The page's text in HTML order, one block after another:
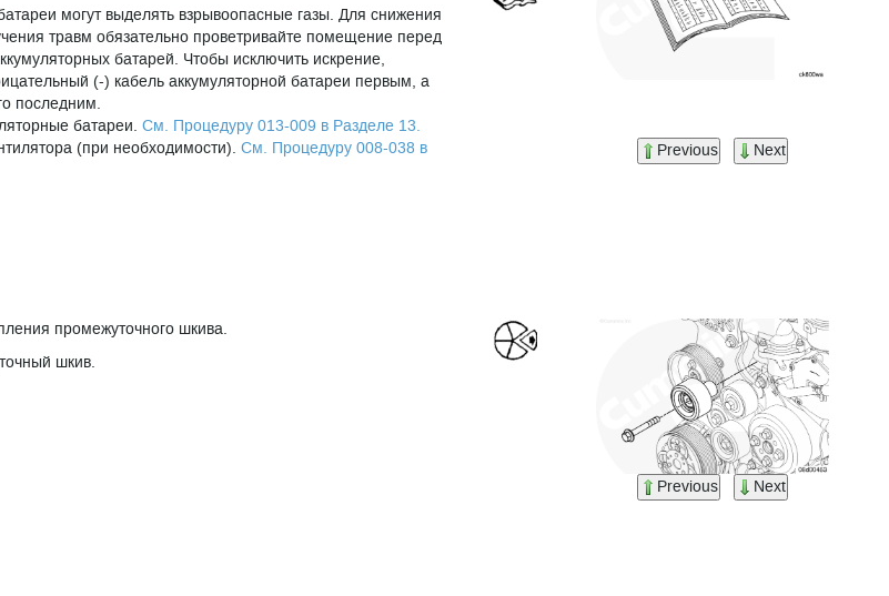
могут выделять взрывоопасные газы. Для снижения
травм обязательно проветривайте помещение перед
батарей. Чтобы исключить искрение,
(-) кабель аккумуляторной батареи первым, а
последним.
батареи. См. Процедуру 013-009 в Разделе 13.
(при необходимости). См. Процедуру 008-038 в
Previous Next
промежуточного шкива.
шкив.
Previous Next